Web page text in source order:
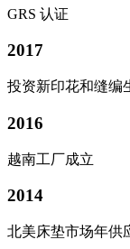
GRS 认证
2017
投资新印花和缝编
2016
越南工厂成立
2014
北美床垫市场年供